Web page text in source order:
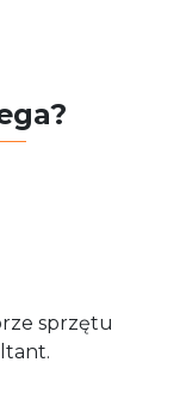
sprzętu